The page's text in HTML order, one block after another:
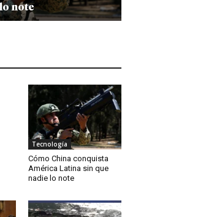
note
Tecnología
Cómo China conquista
América Latina sin que
nadie lo note